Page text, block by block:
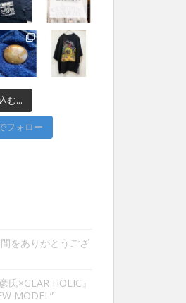
む...
フォロー
をありがとうござ
氏×GEAR HOLIC』
MODEL”